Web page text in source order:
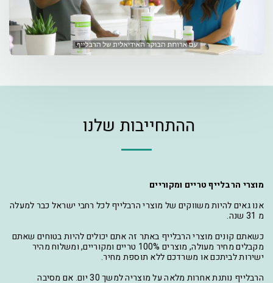
ההתחייבות שלנו
מוצרי הרבלייף טריים ומקוריים
אנו גאים להיות משווקים של מוצרי הרבלייף לכל רחבי ישראל כבר למעלה
מ 31 שנה.
כשאתם קונים מוצרי הרבלייף באתר זה אתם יכולים להיות בטוחים שאתם
מקבלים מחיר מעולה, מוצרים 100% טריים ומקוריים, ומשלוח מהיר
ישירות לביתכם או משרדכם ללא תוספת מחיר.
הרבלייף נותנת אחרות מלאה על מוצריה למשך 30 יום. אם מסיבה